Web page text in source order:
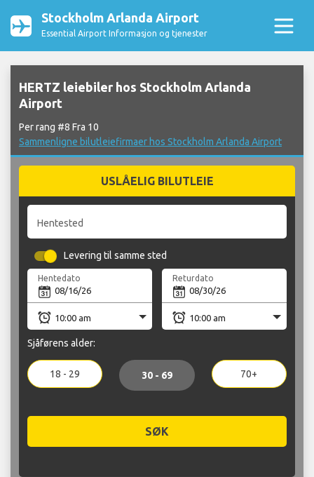
Stockholm Arlanda Airport
Essential Airport Informasjon og tjenester
HERTZ leiebiler hos Stockholm Arlanda
Airport
Per rang #8 Fra 10
Sammenligne bilutleiefirmaer hos Stockholm Arlanda Airport
USLÅELIG BILUTLEIE
Hentested
Levering til samme sted
Hentedato Returdato
Sjåførens alder:
18 - 29 30 - 69 70+
SØK